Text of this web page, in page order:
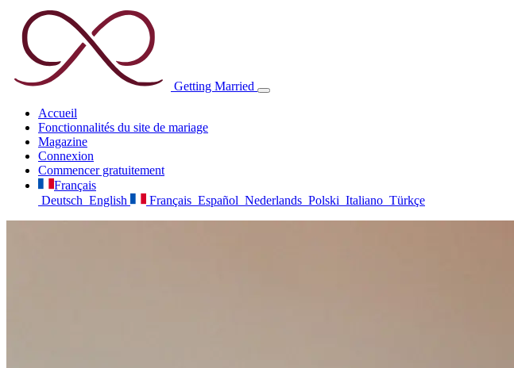
Getting Married
Accueil
Fonctionnalités du site de mariage
Magazine
Connexion
Commencer gratuitement
Français
Deutsch English Français Español Nederlands Polski Italiano Türkçe